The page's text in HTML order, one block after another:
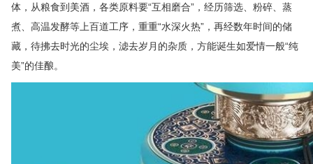
体，从粮食到美酒，各类原料要“互相磨合”，经历筛选、粉碎、蒸
煮、高温发酵等上百道工序，重重“水深火热”，再经数年时间的储
藏，待拂去时光的尘埃，滤去岁月的杂质，方能诞生如爱情一般“纯
美”的佳酿。